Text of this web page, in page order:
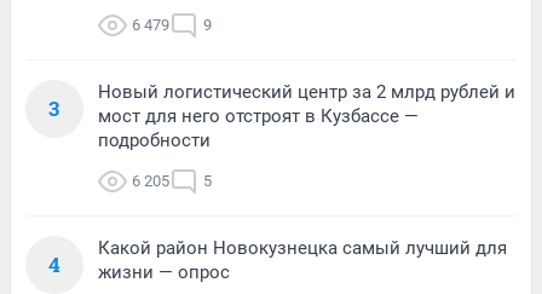
6 479 9
3
Новый логистический центр за 2 млрд рублей и
мост для него отстроят в Кузбассе —
подробности
6 205 5
4
Какой район Новокузнецка самый лучший для
жизни — опрос